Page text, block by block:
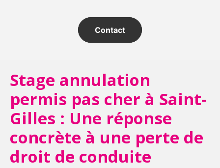
Contact
Stage annulation
permis pas cher à Saint-
Gilles : Une réponse
concrète à une perte de
droit de conduite